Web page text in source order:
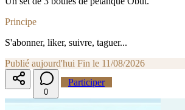
Principe
S'abonner, liker, suivre, taguer...
Publié aujourd'hui Fin le 11/08/2026
0
Participer